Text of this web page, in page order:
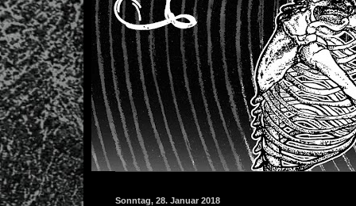
Sonntag, 28. Januar 2018